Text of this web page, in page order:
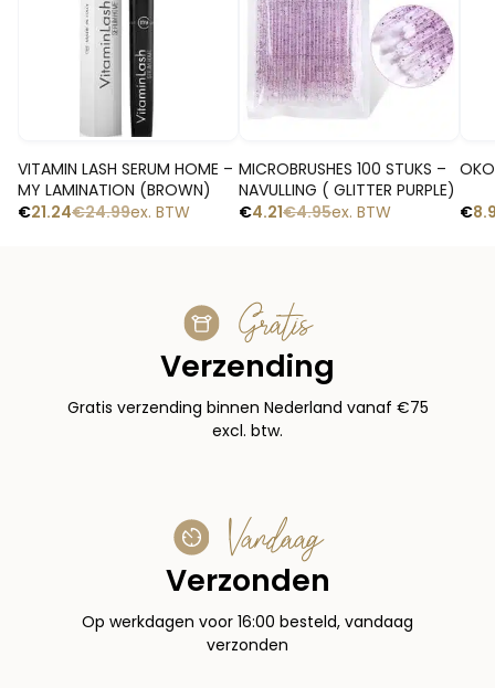
VITAMIN LASH SERUM HOME –
MY LAMINATION (BROWN)
€24.99
€21.24 ex. BTW
MICROBRUSHES 100 STUKS –
NAVULLING ( GLITTER PURPLE)
€4.95
€4.21 ex. BTW
€
Gratis
Verzending
Gratis verzending binnen Nederland vanaf €75
excl. btw.
Vandaag
Verzonden
Op werkdagen voor 16:00 besteld, vandaag
verzonden